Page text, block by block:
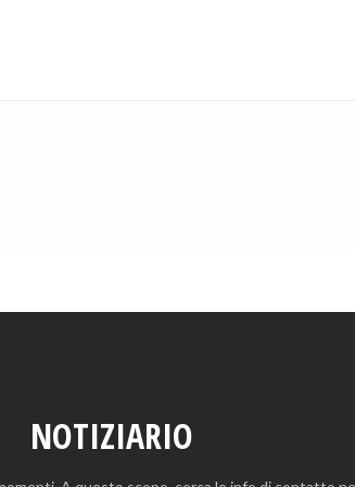
NOTIZIARIO